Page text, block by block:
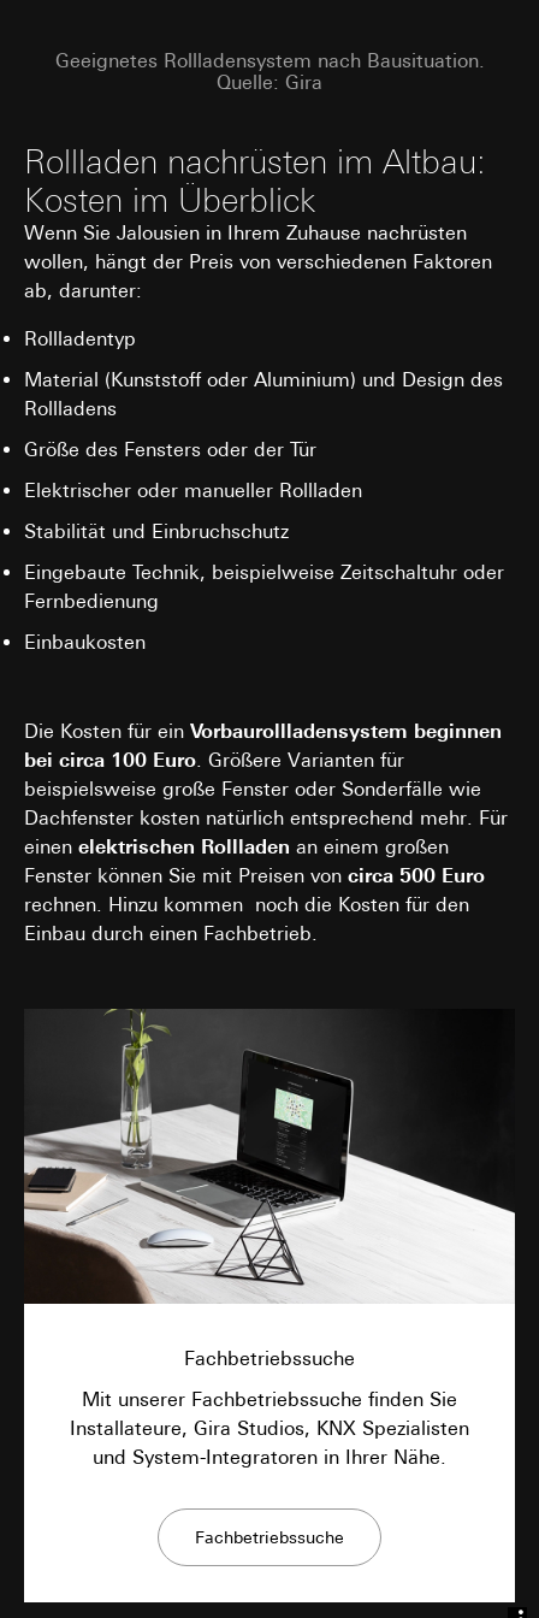
Geeignetes Rollladensystem nach Bausituation.
Quelle: Gira
Rollladen nachrüsten im Altbau:
Kosten im Überblick
Wenn Sie Jalousien in Ihrem Zuhause nachrüsten
wollen, hängt der Preis von verschiedenen Faktoren
ab, darunter:
Rollladentyp
Material (Kunststoff oder Aluminium) und Design des
Rollladens
Größe des Fensters oder der Tür
Elektrischer oder manueller Rollladen
Stabilität und Einbruchschutz
Eingebaute Technik, beispielweise Zeitschaltuhr oder
Fernbedienung
Einbaukosten
Die Kosten für ein Vorbaurollladensystem beginnen
bei circa 100 Euro. Größere Varianten für
beispielsweise große Fenster oder Sonderfälle wie
Dachfenster kosten natürlich entsprechend mehr. Für
einen elektrischen Rollladen an einem großen
Fenster können Sie mit Preisen von circa 500 Euro
rechnen. Hinzu kommen noch die Kosten für den
Einbau durch einen Fachbetrieb.
Fachbetriebssuche
Mit unserer Fachbetriebssuche finden Sie
Installateure, Gira Studios, KNX Spezialisten
und System-Integratoren in Ihrer Nähe.
Fachbetriebssuche
getestete Varianten, Testergebnisse).
Rechtsgrundlage und ggf. verfolgte berechtigte
Nutzers
Art. 6 Abs. 1 lit. f DSGVO: Berechtigtes
Interesse des Verantwortlichen an der
Optimierung der Website und der
Bereitstellung einer verbesserten
Nutzererfahrung
Verbesserung der Funktionalität und
Sicherstellung eines personalisierten und
nutzerorientierten Online-Erlebnisses;
Entscheidungsfindung über Website-
Anpassungen.
Externe Dienstleister für A/B-Testing, die als
Auftragsverarbeiter gemäß Art. 28 DSGVO
Funktionsdauer von 13 Monaten